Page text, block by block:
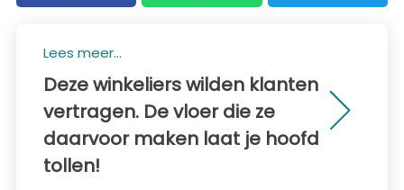
Lees meer...
Deze winkeliers wilden klanten
vertragen. De vloer die ze
daarvoor maken laat je hoofd
tollen!